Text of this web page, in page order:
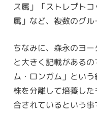
ス属」「ストレプト
属」など、複数のグ
ちなみに、森永のヨ
と大きく記載がある
ム・ロンガム」とい
株を分離して培養し
合されているという